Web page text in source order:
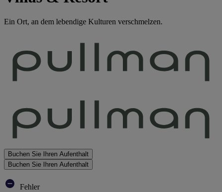
Ein Ort, an dem lebendige Kulturen verschmelzen.
Buchen Sie Ihren Aufenthalt
Buchen Sie Ihren Aufenthalt
Fehler